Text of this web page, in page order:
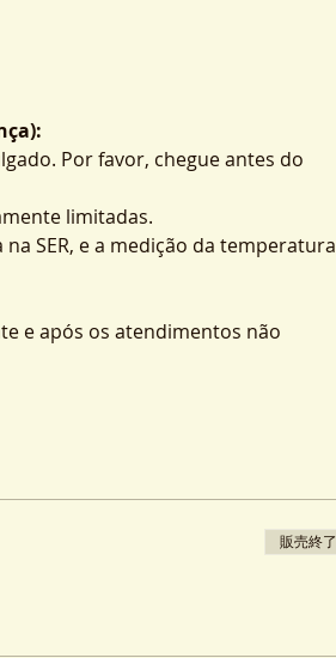
Por favor, chegue antes do
limitadas.
SER, e a medição da temperatura
e após os atendimentos não
販売終了